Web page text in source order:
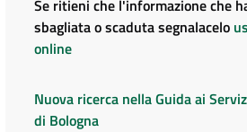
Se ritieni che l'informazione che
sbagliata o scaduta segnalacelo
online
Nuova ricerca nella Guida ai
di Bologna